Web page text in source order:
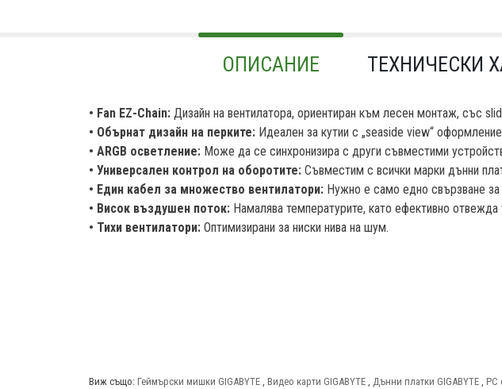
ОПИСАНИЕ ТЕХНИЧЕСКИ
• Fan EZ-Chain: Дизайн на вентилатора, ориентиран към лесен монтаж, със
• Обърнат дизайн на перките: Идеален за кутии с „seaside view“
• ARGB осветление: Може да се синхронизира с други съвместими
• Универсален контрол на оборотите: Съвместим с всички марки дънни
• Един кабел за множество вентилатори: Нужно е само едно свързване за
• Висок въздушен поток: Намалява температурите, като ефективно отвежда
• Тихи вентилатори: Оптимизирани за ниски нива на шум.
Виж също: Геймърски мишки GIGABYTE Видео карти GIGABYTE Дънни платки GIGABYTE PC